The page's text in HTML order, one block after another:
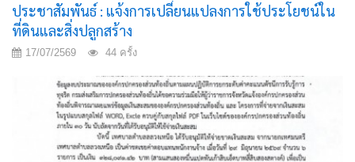
ประชาสัมพันธ์ : แจ้งการเปลี่ยนแปลงการใช้ประโยชน์ใน
ที่ดินและสิ่งปลูกสร้าง
17/07/2569 44 ครั้ง